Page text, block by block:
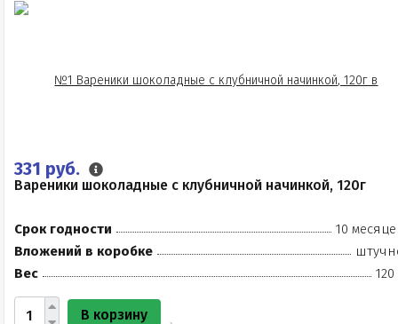
331 руб.
Вареники шоколадные с клубничной начинкой, 120г
Срок годности
10
Вложений в коробке
Вес
120
В корзину